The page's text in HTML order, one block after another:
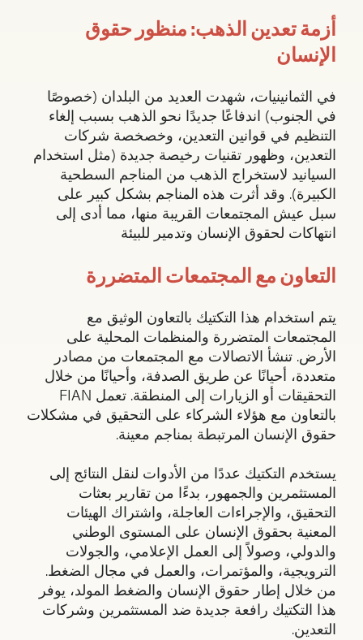
أزمة تعدين الذهب: منظور حقوق
الإنسان
في الثمانينيات، شهدت العديد من البلدان (خصوصًا
في الجنوب) اندفاعًا جديدًا نحو الذهب بسبب إلغاء
التنظيم في قوانين التعدين، وخصخصة شركات
التعدين، وظهور تقنيات رخيصة جديدة (مثل استخدام
السيانيد لاستخراج الذهب من المناجم السطحية
الكبيرة). وقد أثرت هذه المناجم بشكل كبير على
سبل عيش المجتمعات القريبة منها، مما أدى إلى
انتهاكات لحقوق الإنسان وتدمير للبيئة
التعاون مع المجتمعات المتضررة
يتم استخدام هذا التكتيك بالتعاون الوثيق مع
المجتمعات المتضررة والمنظمات المحلية على
الأرض. تنشأ الاتصالات مع المجتمعات من مصادر
متعددة، أحيانًا عن طريق الصدفة، وأحيانًا من خلال
التحقيقات أو الزيارات إلى المنطقة. تعمل FIAN
بالتعاون مع هؤلاء الشركاء على التحقيق في مشكلات
حقوق الإنسان المرتبطة بمناجم معينة.
يستخدم التكتيك عددًا من الأدوات لنقل النتائج إلى
المستثمرين والجمهور، بدءًا من تقارير بعثات
التحقيق، والإجراءات العاجلة، واشتراك الهيئات
المعنية بحقوق الإنسان على المستوى الوطني
والدولي، وصولاً إلى العمل الإعلامي، والجولات
الترويجية، والمؤتمرات، والعمل في مجال الضغط.
من خلال إطار حقوق الإنسان والضغط المولد، يوفر
هذا التكتيك رافعة جديدة ضد المستثمرين وشركات
التعدين.